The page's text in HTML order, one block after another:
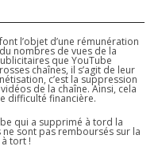
l’objet d’une rémunération
nombres de vues de la
que YouTube
chaînes, il s’agit de leur
c’est la suppression
de la chaîne. Ainsi, cela
difficulté financière.
qui a supprimé à tord la
sont pas remboursés sur la
tort !